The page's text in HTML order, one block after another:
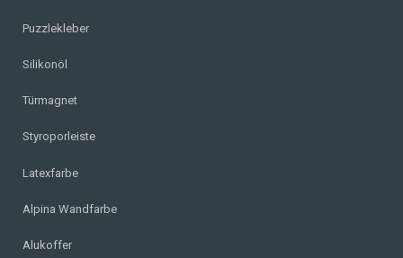
Puzzlekleber
Silikonöl
Türmagnet
Styroporleiste
Latexfarbe
Alpina Wandfarbe
Alukoffer